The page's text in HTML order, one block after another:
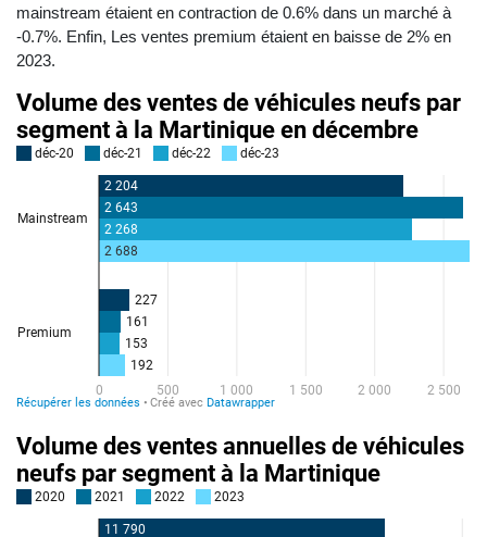
mainstream étaient en contraction de 0.6% dans un marché à
-0.7%. Enfin, Les ventes premium étaient en baisse de 2% en
2023.